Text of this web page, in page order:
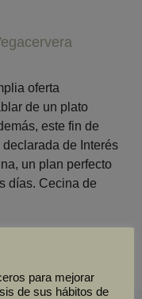
oferta
de un plato
este fin de
de Interés
un plan perfecto
días. Cecina de
para mejorar
de sus hábitos de